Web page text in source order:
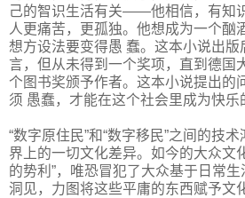
己的智识生活有关——他相信，有知
人更痛苦，更孤独。他想成为一个酗
想方设法要变得愚 蠢。这本小说出
言，但从未得到一个奖项，直到德国
个图书奖颁予作者。这本小说提出
须 愚蠢，才能在这个社会里成为快乐
“数字原住民”和“数字移民”之间的技
界上的一切文化差异。如今的大众文
的势利”，唯恐冒犯了大众基于日常
洞见，力图将这些平庸的东西赋予文